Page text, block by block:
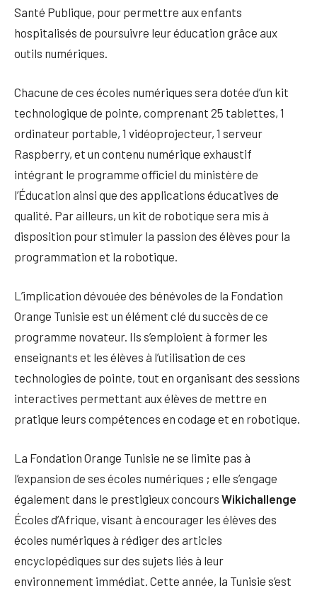
Santé Publique, pour permettre aux enfants
hospitalisés de poursuivre leur éducation grâce aux
outils numériques.
Chacune de ces écoles numériques sera dotée d’un kit
technologique de pointe, comprenant 25 tablettes, 1
ordinateur portable, 1 vidéoprojecteur, 1 serveur
Raspberry, et un contenu numérique exhaustif
intégrant le programme officiel du ministère de
l’Éducation ainsi que des applications éducatives de
qualité. Par ailleurs, un kit de robotique sera mis à
disposition pour stimuler la passion des élèves pour la
programmation et la robotique.
L’implication dévouée des bénévoles de la Fondation
Orange Tunisie est un élément clé du succès de ce
programme novateur. Ils s’emploient à former les
enseignants et les élèves à l’utilisation de ces
technologies de pointe, tout en organisant des sessions
interactives permettant aux élèves de mettre en
pratique leurs compétences en codage et en robotique.
La Fondation Orange Tunisie ne se limite pas à
l’expansion de ses écoles numériques ; elle s’engage
également dans le prestigieux concours Wikichallenge
Écoles d’Afrique, visant à encourager les élèves des
écoles numériques à rédiger des articles
encyclopédiques sur des sujets liés à leur
environnement immédiat. Cette année, la Tunisie s’est